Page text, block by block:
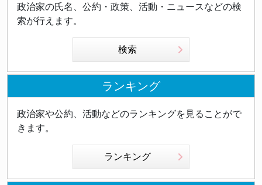
政治家の氏名、公約・政策、活動・ニュースなどの検
索が行えます。
検索
ランキング
政治家や公約、活動などのランキングを見ることがで
きます。
ランキング